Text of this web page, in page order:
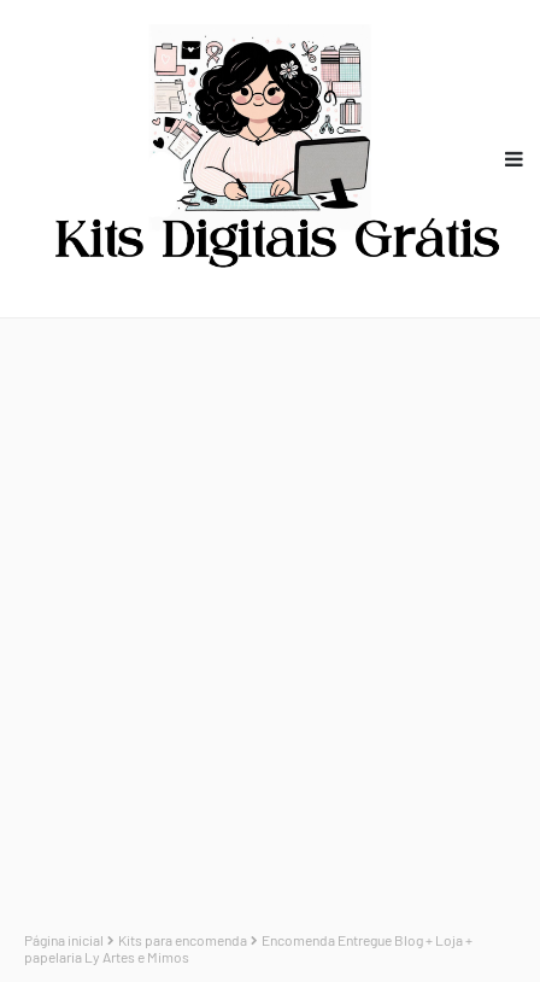
Página inicial Kits para encomenda
Encomenda Entregue Blog + Loja +
papelaria Ly Artes e Mimos